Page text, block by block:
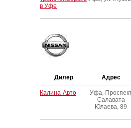
в Уфе
Дилер Адрес
Калина-Авто
Уфа,
Салавата
Юлаева, 89